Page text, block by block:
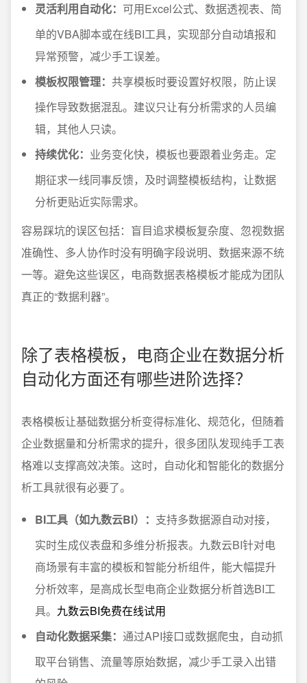
灵活利用自动化： 可用Excel公式、数据透视表、简
单的VBA脚本或在线BI工具，实现部分自动填报和
异常预警，减少手工误差。
模板权限管理： 共享模板时要设置好权限，防止误
操作导致数据混乱。建议只让有分析需求的人员编
辑，其他人只读。
持续优化： 业务变化快，模板也要跟着业务走。定
期征求一线同事反馈，及时调整模板结构，让数据
分析更贴近实际需求。
容易踩坑的误区包括：盲目追求模板复杂度、忽视数据
准确性、多人协作时没有明确字段说明、数据来源不统
一等。避免这些误区，电商数据表格模板才能成为团队
真正的“数据利器”。
除了表格模板，电商企业在数据分析
自动化方面还有哪些进阶选择？
表格模板让基础数据分析变得标准化、规范化，但随着
企业数据量和分析需求的提升，很多团队发现纯手工表
格难以支撑高效决策。这时，自动化和智能化的数据分
析工具就很有必要了。
BI工具（如九数云BI）： 支持多数据源自动对接，
实时生成仪表盘和多维分析报表。九数云BI针对电
商场景有丰富的模板和智能分析组件，能大幅提升
分析效率，是高成长型电商企业数据分析首选BI工
具。 九数云BI免费在线试用
自动化数据采集： 通过API接口或数据爬虫，自动抓
取平台销售、流量等原始数据，减少手工录入出错